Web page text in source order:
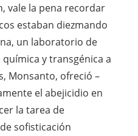
vale la pena recordar
estaban diezmando
un laboratorio de
y transgénica a
Monsanto, ofreció –
el abejicidio en
la tarea de
sofisticación